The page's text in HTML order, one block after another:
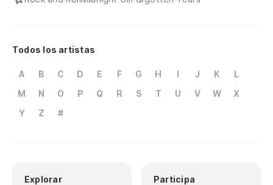
Todos los artistas
A B C D E F G H I J K
L
M
N O P Q R S T U V W
X
Y
Z #
Explorar Participa